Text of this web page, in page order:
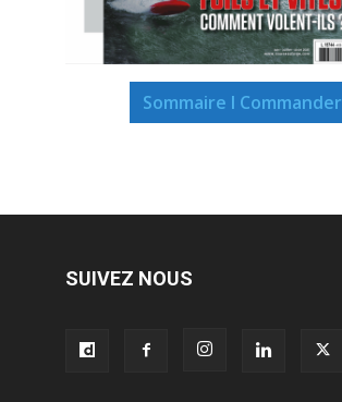
Sommaire I Commander
SUIVEZ NOUS